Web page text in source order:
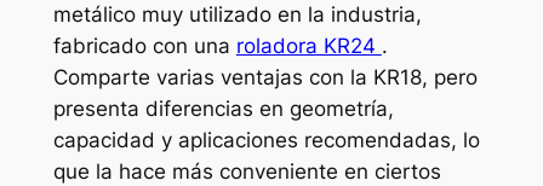
metálico muy utilizado en la industria,
fabricado con una roladora KR24 .
Comparte varias ventajas con la KR18, pero
presenta diferencias en geometría,
capacidad y aplicaciones recomendadas, lo
que la hace más conveniente en ciertos